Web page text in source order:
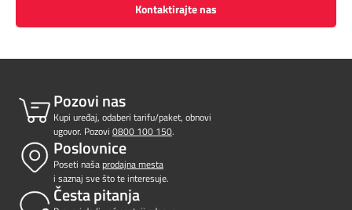
Kontaktirajte nas
Pozovi nas
Kupi uređaj, odaberi tarifu/paket, obnovi
ugovor. Pozovi 0800 100 150.
Poslovnice
Poseti našaprodajna mesta
i saznaj sve što te interesuje.
Česta pitanja